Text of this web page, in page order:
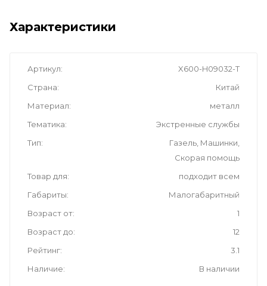
Характеристики
Артикул
X600-H09032-T
Страна
Китай
Материал
металл
Тематика
Экстренные службы
Тип
Газель, Машинки,
Скорая помощь
Товар для
подходит всем
Габариты
Малогабаритный
Возраст от
1
Возраст до
12
Рейтинг
3.1
Наличие
В наличии